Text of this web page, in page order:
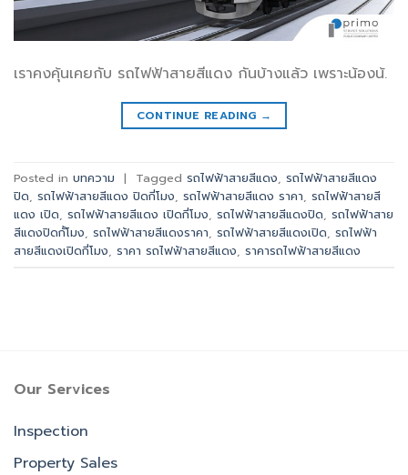
เราคงคุ้นเคยกับ รถไฟฟ้าสายสีแดง กันบ้างแล้ว เพราะน้องน้.
CONTINUE READING →
Posted in บทความ | Tagged รถไฟฟ้าสายสีแดง รถไฟฟ้าสายสีแดง
ปิด รถไฟฟ้าสายสีแดง ปิดกี่โมง รถไฟฟ้าสายสีแดง ราคา รถไฟฟ้าสายสี
แดง เปิด รถไฟฟ้าสายสีแดง เปิดกี่โมง รถไฟฟ้าสายสีแดงปิด รถไฟฟ้าสาย
สีแดงปิดกั้โมง รถไฟฟ้าสายสีแดงราคา รถไฟฟ้าสายสีแดงเปิด รถไฟฟ้า
สายสีแดงเปิดกี่โมง ราคา รถไฟฟ้าสายสีแดง ราคารถไฟฟ้าสายสีแดง
Our Services
Inspection
Property Sales